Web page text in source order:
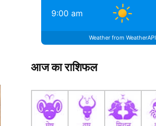
9:00 am
Weather from WeatherAPI
आज का राशिफल